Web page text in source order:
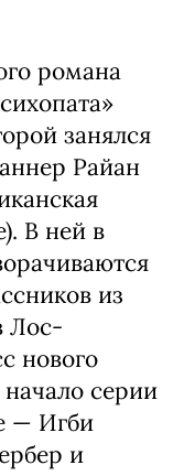
романа
занялся
Райан
В ней в
из
Лос-
нового
серии
— Игби
и